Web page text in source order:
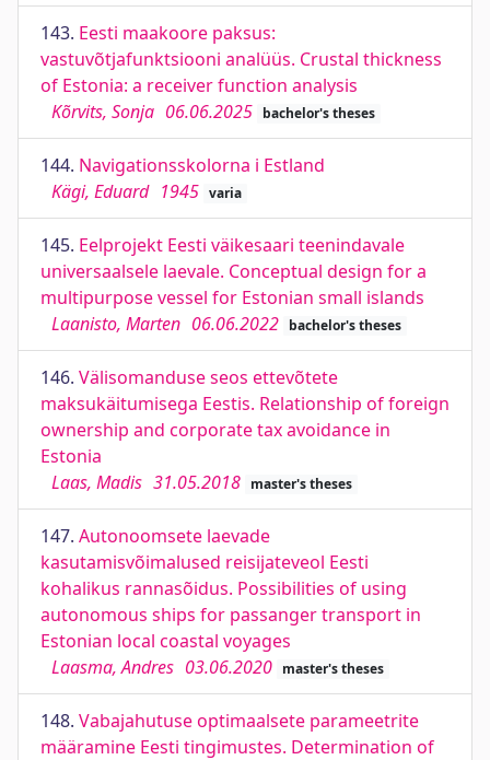
143. Eesti maakoore paksus:
vastuvõtjafunktsiooni analüüs. Crustal thickness
of Estonia: a receiver function analysis
Kõrvits, Sonja 06.06.2025 bachelor's theses
144. Navigationsskolorna i Estland
Kägi, Eduard 1945 varia
145. Eelprojekt Eesti väikesaari teenindavale
universaalsele laevale. Conceptual design for a
multipurpose vessel for Estonian small islands
Laanisto, Marten 06.06.2022 bachelor's theses
146. Välisomanduse seos ettevõtete
maksukäitumisega Eestis. Relationship of foreign
ownership and corporate tax avoidance in
Estonia
Laas, Madis 31.05.2018 master's theses
147. Autonoomsete laevade
kasutamisvõimalused reisijateveol Eesti
kohalikus rannasõidus. Possibilities of using
autonomous ships for passanger transport in
Estonian local coastal voyages
Laasma, Andres 03.06.2020 master's theses
148. Vabajahutuse optimaalsete parameetrite
määramine Eesti tingimustes. Determination of